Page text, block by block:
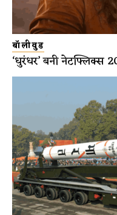
बॉलीवुड
‘धुरंधर’ बनी नेटफ्लिक्स